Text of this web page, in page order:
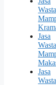
Jasa
Jasa